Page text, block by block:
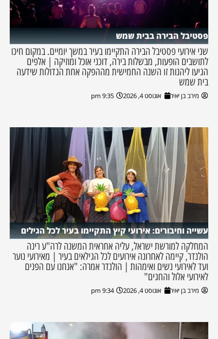
פסטיבל הבירה בבית שמש
שני אירועי פסטיבל הבירה התקיימו בעיר במשך יומיים. במקום חיכו
לתושבים הופעות, מבשלות בירה, דוכני אוכל ומוזיקה | אלפים
הגיעו ליהנות זו השנה החמישית מההפקה אחת הגדולות שידעה
בית שמש
מירב בן יאיר אוגוסט 4, 2026 9:35 pm
עשייה וחיבורים: אירועי קיץ התקיימו בעיר לכל הגילים
המחלקה למורשת ישראל, עליה אחראית המשנה לרה"ע רינה
הולנדר, קיימה לאחרונה אירועים לכל הגילאים בעיר | מאירועי נוער
ועד לאירועי נשים ואימהות | הולנדר אמרה: "אנחנו עם הפנים
לאירועי אלול והחגים"
מירב בן יאיר אוגוסט 4, 2026 9:34 pm